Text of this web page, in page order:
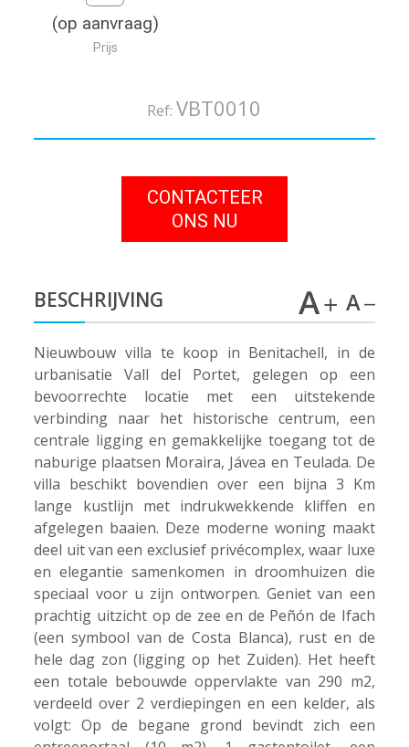
(op aanvraag)
Prijs
Ref:VBT0010
CONTACTEER
ONS NU
BESCHRIJVING
Nieuwbouw villa te koop in Benitachell, in de
urbanisatie Vall del Portet, gelegen op een
bevoorrechte locatie met een uitstekende
verbinding naar het historische centrum, een
centrale ligging en gemakkelijke toegang tot de
naburige plaatsen Moraira, Jávea en Teulada. De
villa beschikt bovendien over een bijna 3 Km
lange kustlijn met indrukwekkende kliffen en
afgelegen baaien. Deze moderne woning maakt
deel uit van een exclusief privécomplex, waar luxe
en elegantie samenkomen in droomhuizen die
speciaal voor u zijn ontworpen. Geniet van een
prachtig uitzicht op de zee en de Peñón de Ifach
(een symbool van de Costa Blanca), rust en de
hele dag zon (ligging op het Zuiden). Het heeft
een totale bebouwde oppervlakte van 290 m2,
verdeeld over 2 verdiepingen en een kelder, als
volgt: Op de begane grond bevindt zich een